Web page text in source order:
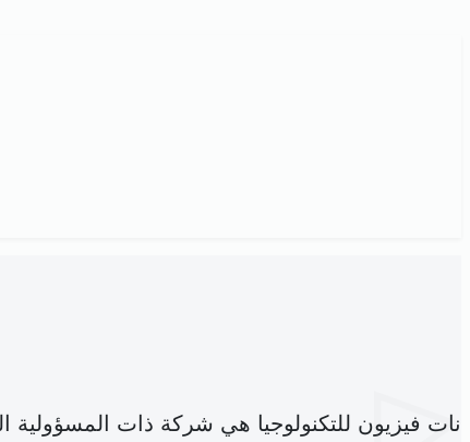
نات فيزيون للتكنولوجيا هي شركة ذات المسؤولية